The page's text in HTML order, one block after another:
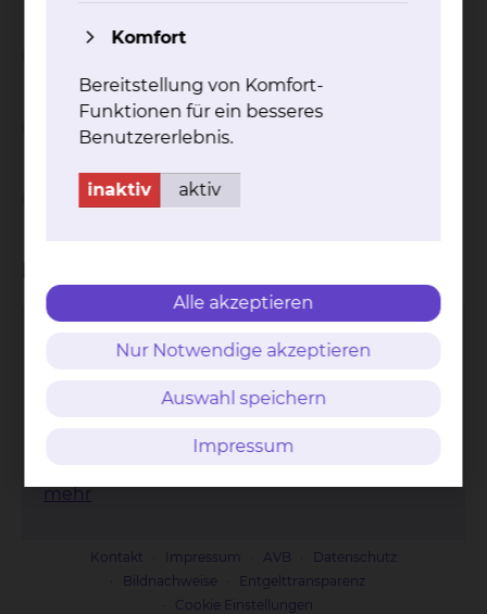
Weiterbildungsinhalt
Ablauf im Klinikum Braunschweig
Geriatrie / Altersmedizin
Fax: +49 531 595 3499
Per E-Mail kontaktieren
mehr
Kontakt Impressum AVB
Datenschutz
Bildnachweise
Entgelttransparenz
Cookie Einstellungen
Komfort
Bereitstellung von Komfort-
Funktionen für ein besseres
Benutzererlebnis.
inaktiv aktiv
Alle akzeptieren
Nur Notwendige akzeptieren
Auswahl speichern
Impressum